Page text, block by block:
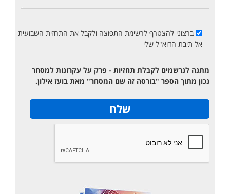
ברצוני להצטרף לרשימת התפוצה ולקבל את התחזית השבועית
אל תיבת הדוא"ל שלי
מתנה לנרשמים לקבלת תחזיות - פרק על עקרונות למסחר
נכון מתוך הספר "בורסה זה שם המסחר" מאת בועז אילון.